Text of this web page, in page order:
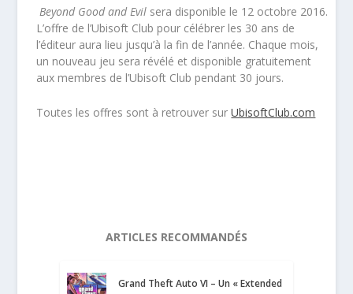
Beyond Good and Evil sera disponible le 12 octobre 2016.
L’offre de l’Ubisoft Club pour célébrer les 30 ans de
l’éditeur aura lieu jusqu’à la fin de l’année. Chaque mois,
un nouveau jeu sera révélé et disponible gratuitement
aux membres de l’Ubisoft Club pendant 30 jours.
Toutes les offres sont à retrouver surUbisoftClub.com
ARTICLES RECOMMANDÉS
Grand Theft Auto VI – Un « Extended